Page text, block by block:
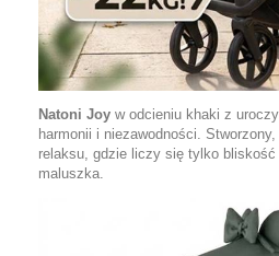
Natoni Joy w odcieniu khaki z
harmonii i niezawodności.
relaksu, gdzie liczy się tylko bliskość
maluszka.